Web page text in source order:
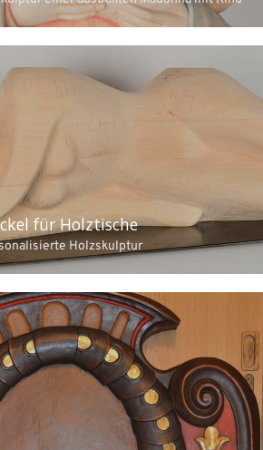
für Holztische
Holzskulptur